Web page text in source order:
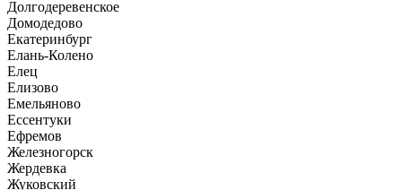
Долгодеревенское
Домодедово
Екатеринбург
Елань-Колено
Елец
Елизово
Емельяново
Ессентуки
Ефремов
Железногорск
Жердевка
Жуковский